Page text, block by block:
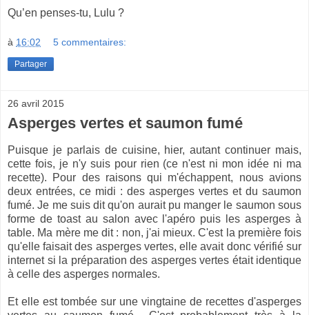
Qu’en penses-tu, Lulu ?
à 16:02 5 commentaires:
Partager
26 avril 2015
Asperges vertes et saumon fumé
Puisque je parlais de cuisine, hier, autant continuer mais,
cette fois, je n'y suis pour rien (ce n'est ni mon idée ni ma
recette). Pour des raisons qui m'échappent, nous avions
deux entrées, ce midi : des asperges vertes et du saumon
fumé. Je me suis dit qu'on aurait pu manger le saumon sous
forme de toast au salon avec l'apéro puis les asperges à
table. Ma mère me dit : non, j'ai mieux. C'est la première fois
qu'elle faisait des asperges vertes, elle avait donc vérifié sur
internet si la préparation des asperges vertes était identique
à celle des asperges normales.
Et elle est tombée sur une vingtaine de recettes d'asperges